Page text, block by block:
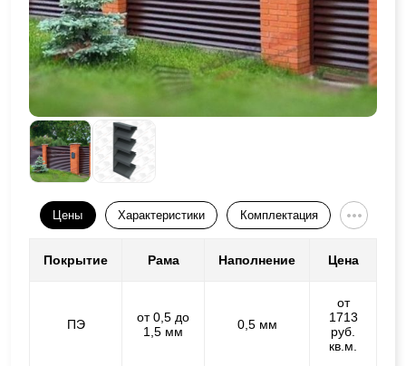
Цены Характеристики Комплектация
Покрытие Рама Наполнение Цена
ПЭ
от 0,5 до
1,5 мм
0,5 мм
от
1713
руб.
кв.м.